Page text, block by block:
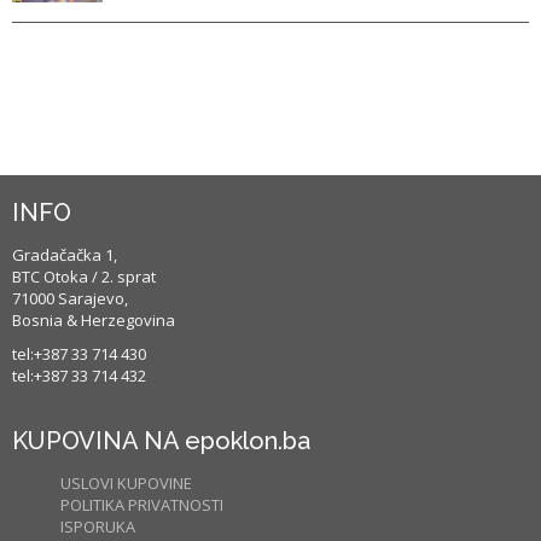
INFO
Gradačačka 1,
BTC Otoka / 2. sprat
71000 Sarajevo,
Bosnia & Herzegovina
tel:+387 33 714 430
tel:+387 33 714 432
KUPOVINA NA epoklon.ba
USLOVI KUPOVINE
POLITIKA PRIVATNOSTI
ISPORUKA